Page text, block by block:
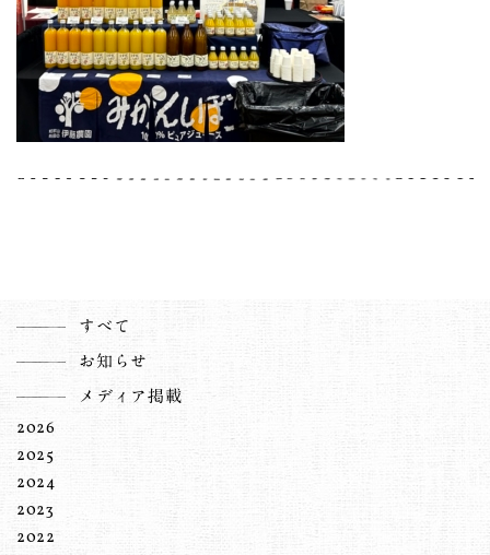
すべて
お知らせ
メディア掲載
2026
2025
2024
2023
2022